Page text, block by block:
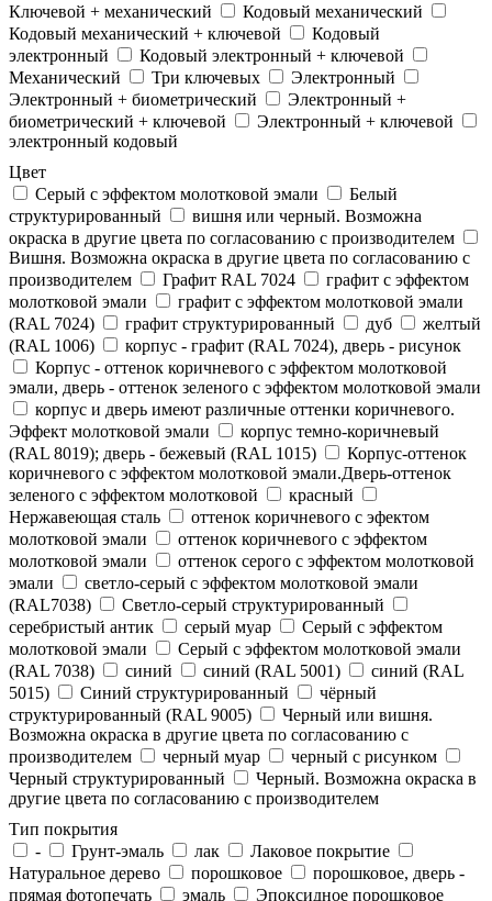
Ключевой + механический
Кодовый механический
Кодовый механический + ключевой
Кодовый
электронный
Кодовый электронный + ключевой
Механический
Три ключевых
Электронный
Электронный + биометрический
Электронный +
биометрический + ключевой
Электронный + ключевой
электронный кодовый
Цвет
Cерый с эффектом молотковой эмали
Белый
структурированный
вишня или черный. Возможна
окраска в другие цвета по согласованию с производителем
Вишня. Возможна окраска в другие цвета по согласованию с
производителем
Графит RAL 7024
графит с эффектом
молотковой эмали
графит с эффектом молотковой эмали
(RAL 7024)
графит структурированный дуб
желтый
(RAL 1006)
корпус - графит (RAL 7024), дверь - рисунок
Корпус - оттенок коричневого с эффектом молотковой
эмали, дверь - оттенок зеленого с эффектом молотковой эмали
корпус и дверь имеют различные оттенки коричневого.
Эффект молотковой эмали
корпус темно-коричневый
(RAL 8019); дверь - бежевый (RAL 1015)
Корпус-оттенок
коричневого с эффектом молотковой эмали.Дверь-оттенок
зеленого с эффектом молотковой
красный
Нержавеющая сталь
оттенок коричневого с эфектом
молотковой эмали
оттенок коричневого с эффектом
молотковой эмали
оттенок серого с эффектом молотковой
эмали
светло-серый с эффектом молотковой эмали
(RAL7038)
Светло-серый структурированный
серебристый антик
серый муар
Серый с эффектом
молотковой эмали
Серый с эффектом молотковой эмали
(RAL 7038)
синий синий (RAL 5001)
синий (RAL
5015)
Синий структурированный
чёрный
структурированный (RAL 9005)
Черный или вишня.
Возможна окраска в другие цвета по согласованию с
производителем
черный муар
черный с рисунком
Черный структурированный
Черный. Возможна окраска в
другие цвета по согласованию с производителем
Тип покрытия
-
Грунт-эмаль лак
Лаковое покрытие
Натуральное дерево
порошковое
порошковое, дверь -
прямая фотопечать
эмаль Эпоксидное порошковое